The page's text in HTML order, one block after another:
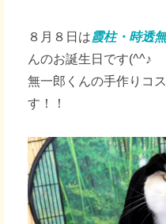
８月８日は霞柱・時透
んのお誕生日です(^^♪
無一郎くんの手作りコ
す！！